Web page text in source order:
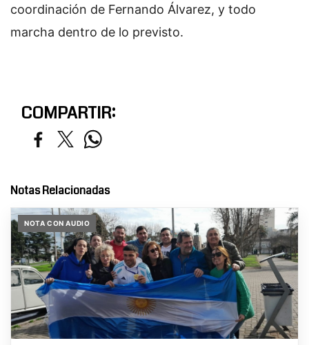
coordinación de Fernando Álvarez, y todo
marcha dentro de lo previsto.
COMPARTIR:
Notas Relacionadas
NOTA CON AUDIO